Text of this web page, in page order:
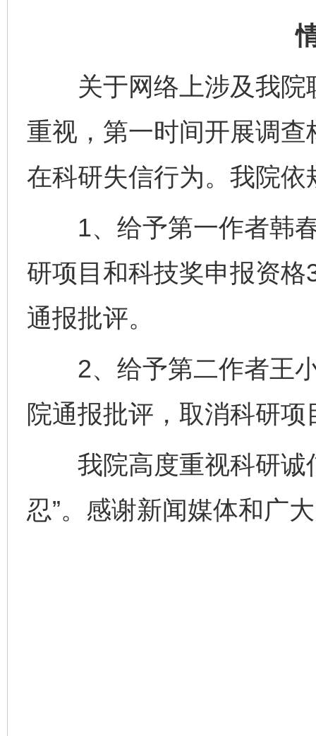
关于网络上涉及我院
重视，第一时间开展调
在科研失信行为。我院
1、给予第一作者韩春
研项目和科技奖申报资
通报批评。
2、给予第二作者王小
院通报批评，取消科研
我院高度重视科研诚
忍”。感谢新闻媒体和广